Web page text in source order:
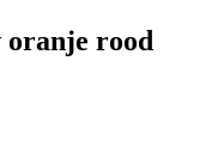
oranje rood